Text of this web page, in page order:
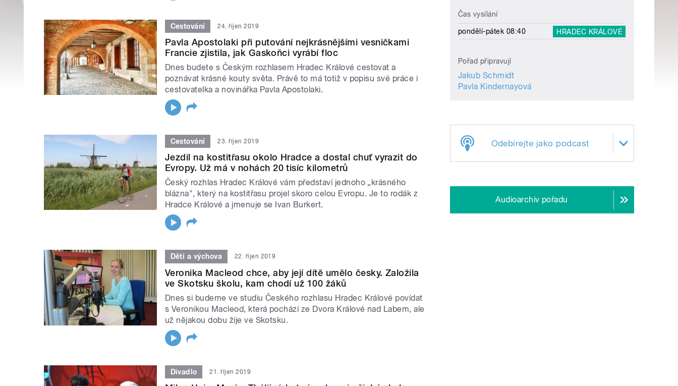
Cestování 24. říjen 2019
Pavla Apostolaki při putování nejkrásnějšími vesničkami
Francie zjistila, jak Gaskoňci vyrábí floc
Dnes budete s Českým rozhlasem Hradec Králové cestovat a
poznávat krásné kouty světa. Právě to má totiž v popisu své práce i
cestovatelka a novinářka Pavla Apostolaki.
Cestování 23. říjen 2019
Jezdil na kostitřasu okolo Hradce a dostal chuť vyrazit do
Evropy. Už má v nohách 20 tisíc kilometrů
Český rozhlas Hradec Králové vám představí jednoho „krásného
blázna", který na kostitřasu projel skoro celou Evropu. Je to rodák z
Hradce Králové a jmenuje se Ivan Burkert.
Děti a výchova 22. říjen 2019
Veronika Macleod chce, aby její dítě umělo česky. Založila
ve Skotsku školu, kam chodí už 100 žáků
Dnes si budeme ve studiu Českého rozhlasu Hradec Králové povídat
s Veronikou Macleod, která pochází ze Dvora Králové nad Labem, ale
už nějakou dobu žije ve Skotsku.
Divadlo 21. říjen 2019
Čas vysílání
pondělí-pátek 08:40 HRADEC KRÁLOVÉ
Pořad připravují
Jakub Schmidt
Pavla Kindernayová
Odebírejte jako podcast
Audioarchiv pořadu